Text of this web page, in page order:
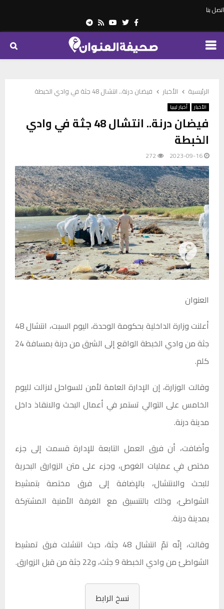
اتصل بنا
Facebook
Twitter
Youtube
Rss
Telegram
PRIMARY
الرئيسية الأخبار فيضان درنة.. انتشال 48 جثة في وادي الخبطة
الأخبار أخبار ليبيا
فيضان درنة.. انتشال 48 جثة في وادي
الخبطة
2023-09-16
272
العنوان
أعلنت وزارة الداخلية بحكومة الوحدة، اليوم السبت، انتشال 48
جثة من وادي الخبطة الواقع إلى الشرق من درنة بمسافة 24
كلم.
وقالت الوزارة، إن الإدارة العامة لأمن للسواحل لازالت لليوم
الخامس على التوالي تستمر في أعمال البحث والانقاذ داخل
مدينة درنة.
وأضافت، أن فرق العمل التابعة للإدارة قسمت إلى جزء
مختص في عمليات الغوص، وجزء على متن الزوارق البحرية
للبحث والانتشال، بالإضافة إلى فرق مختصة بتمشيط
الشواطئ، وذلك بالتنسيق مع الغرفة الأمنية المشتركة
بمدينة درنة.
وقالت، إنّه تمّ انتشال 48 جثة، حيث انتشلت فرق تمشيط
الشواطئ من وادي الخبطة 9 جثث، و22 جثة من قبل الزوارق.
نسخ الرابط